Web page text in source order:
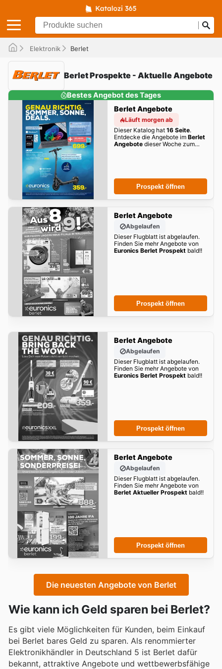
Elektronik Berlet
Berlet Prospekte - Aktuelle Angebote
Bestes Angebot des Tages
Berlet Angebote
Läuft morgen ab
Dieser Katalog hat 16 Seite.
Entdecke die Angebote im Berlet
Angebotedieser Woche zum
Prospekt öffnen
Berlet Angebote
Abgelaufen
Dieser Flugblatt ist abgelaufen.
Finden Sie mehr Angebote von
Euronics Berlet Prospektbald!!
Prospekt öffnen
Berlet Angebote
Abgelaufen
Dieser Flugblatt ist abgelaufen.
Finden Sie mehr Angebote von
Euronics Berlet Prospektbald!!
Prospekt öffnen
Berlet Angebote
Abgelaufen
Dieser Flugblatt ist abgelaufen.
Finden Sie mehr Angebote von
Berlet Aktueller Prospektbald!!
Prospekt öffnen
Die neuesten Angebote von Berlet
Wie kann ich Geld sparen bei Berlet?
Es gibt viele Möglichkeiten für Kunden, beim Einkauf
bei Berlet bares Geld zu sparen. Als renommierter
Elektronikhändler in Deutschland 5 ist Berlet dafür
bekannt, attraktive Angebote und wettbewerbsfähige